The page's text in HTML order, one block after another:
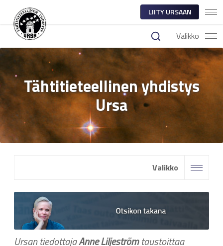
LIITY URSAAN
Valikko
Tähtitieteellinen yhdistys
Ursa
Valikko
Ursan tiedottajaAnne Liljeströmtaustoittaa